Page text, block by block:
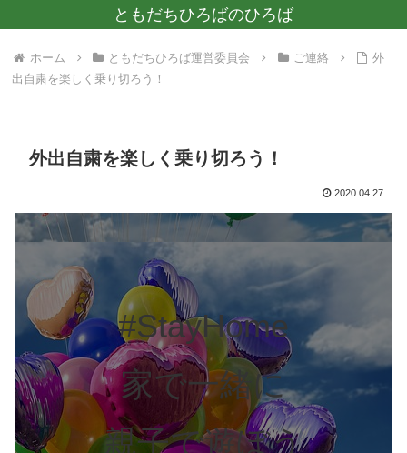
ともだちひろばのひろば
ホーム ともだちひろば運営委員会 ご連絡
外
出自粛を楽しく乗り切ろう！
外出自粛を楽しく乗り切ろう！
2020.04.27
#StayHome
家で一緒に
親子で遊ぼう